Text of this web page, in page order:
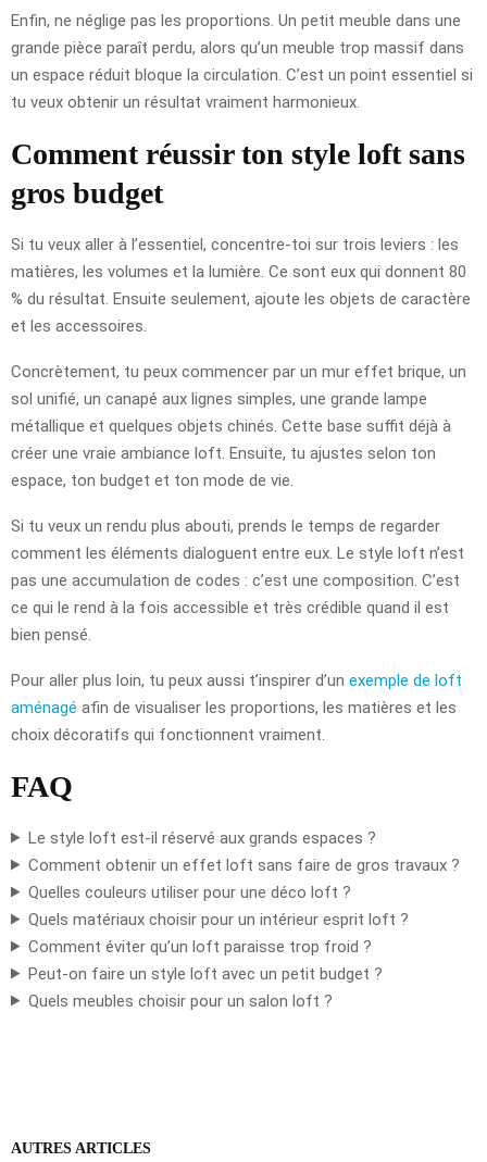
Enfin, ne néglige pas les proportions. Un petit meuble dans une
grande pièce paraît perdu, alors qu’un meuble trop massif dans
un espace réduit bloque la circulation. C’est un point essentiel si
tu veux obtenir un résultat vraiment harmonieux.
Comment réussir ton style loft sans
gros budget
Si tu veux aller à l’essentiel, concentre-toi sur trois leviers : les
matières, les volumes et la lumière. Ce sont eux qui donnent 80
% du résultat. Ensuite seulement, ajoute les objets de caractère
et les accessoires.
Concrètement, tu peux commencer par un mur effet brique, un
sol unifié, un canapé aux lignes simples, une grande lampe
métallique et quelques objets chinés. Cette base suffit déjà à
créer une vraie ambiance loft. Ensuite, tu ajustes selon ton
espace, ton budget et ton mode de vie.
Si tu veux un rendu plus abouti, prends le temps de regarder
comment les éléments dialoguent entre eux. Le style loft n’est
pas une accumulation de codes : c’est une composition. C’est
ce qui le rend à la fois accessible et très crédible quand il est
bien pensé.
Pour aller plus loin, tu peux aussi t’inspirer d’un exemple de loft
aménagé afin de visualiser les proportions, les matières et les
choix décoratifs qui fonctionnent vraiment.
FAQ
Le style loft est-il réservé aux grands espaces ?
Comment obtenir un effet loft sans faire de gros travaux ?
Quelles couleurs utiliser pour une déco loft ?
Quels matériaux choisir pour un intérieur esprit loft ?
Comment éviter qu’un loft paraisse trop froid ?
Peut-on faire un style loft avec un petit budget ?
Quels meubles choisir pour un salon loft ?
AUTRES ARTICLES